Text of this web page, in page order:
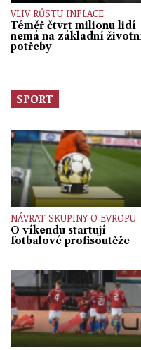
VLIV RŮSTU INFLACE
Téměř čtvrt milionu lidí
nemá na základní
potřeby
SPORT
NÁVRAT SKUPINY O EVROPU
O víkendu startují
fotbalové profisoutěže